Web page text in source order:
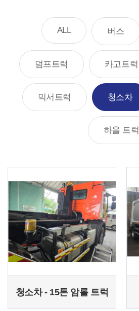
ALL 버스
덤프트럭 카고트럭
믹서트럭 청소차
하울 트럭
청소차 - 15톤 암롤 트럭